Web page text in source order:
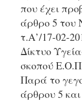
που έχει
άρθρο 5 του
τ.Α’/17-02-
Δίκτυο
σκοπού
Παρά το
άρθρου 5